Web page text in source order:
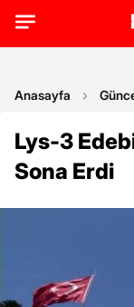
Anasayfa
Lys-3
Sona Erdi